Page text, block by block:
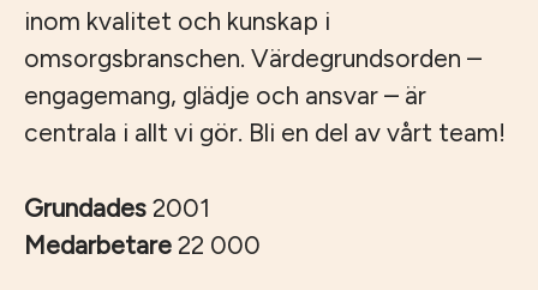
inom kvalitet och kunskap i
omsorgsbranschen. Värdegrundsorden –
engagemang, glädje och ansvar – är
centrala i allt vi gör. Bli en del av vårt team!
Grundades 2001
Medarbetare 22 000